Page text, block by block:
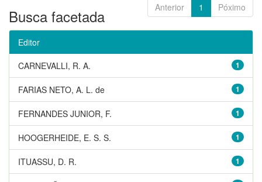
Anterior 1 Póximo
Busca facetada
Editor
1
CARNEVALLI, R. A.
1
FARIAS NETO, A. L. de
1
FERNANDES JUNIOR, F.
1
HOOGERHEIDE, E. S. S.
1
ITUASSU, D. R.